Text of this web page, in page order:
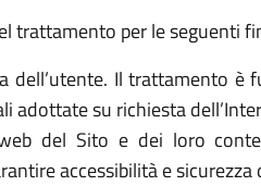
trattamento per le seguenti
Il trattamento è
su richiesta
del Sito e dei loro
accessibilità e sicurezza